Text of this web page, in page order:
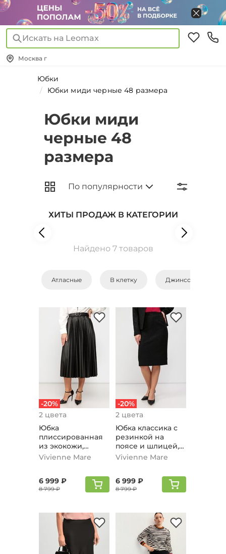
Искать на Leomax
Москва г
Юбки
Юбки миди черные 48 размера
Юбки миди
черные 48
размера
ХИТЫ ПРОДАЖ В КАТЕГОРИИ
Найдено 7 товаров
Атласные В клетку Джинсовые
-20%
2 цвета
Юбка
плиссированная
из экокожи,
черный
Vivienne Mare
6 999 ₽
8 799 ₽
-20%
2 цвета
Юбка классика с
резинкой на
поясе и шлицей,
черный
Vivienne Mare
6 999 ₽
8 799 ₽